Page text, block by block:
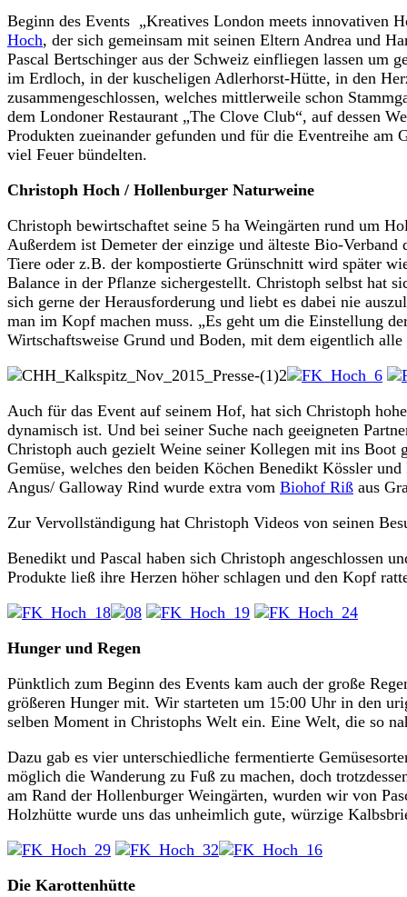
Beginn des Events „Kreatives London meets innovativen
Hoch, der sich gemeinsam mit seinen Eltern Andrea und
Pascal Bertschinger aus der Schweiz einfliegen lassen um
im Erdloch, in der kuscheligen Adlerhorst-Hütte, in den
zusammengeschlossen, welches mittlerweile schon
dem Londoner Restaurant „The Clove Club“, auf dessen
Produkten zueinander gefunden und für die Eventreihe am
viel Feuer bündelten.
Christoph Hoch / Hollenburger Naturweine
Christoph bewirtschaftet seine 5 ha Weingärten rund um
Außerdem ist Demeter der einzige und älteste Bio-
Tiere oder z.B. der kompostierte Grünschnitt wird später
Balance in der Pflanze sichergestellt. Christoph selbst hat
sich gerne der Herausforderung und liebt es dabei nie
man im Kopf machen muss. „Es geht um die Einstellung
Wirtschaftsweise Grund und Boden, mit dem eigentlich
Auch für das Event auf seinem Hof, hat sich Christoph
dynamisch ist. Und bei seiner Suche nach geeigneten
Christoph auch gezielt Weine seiner Kollegen mit ins
Gemüse, welches den beiden Köchen Benedikt Kössler
Angus/ Galloway Rind wurde extra vom Biohof Riß aus
Zur Vervollständigung hat Christoph Videos von seinen
Benedikt und Pascal haben sich Christoph angeschlossen
Produkte ließ ihre Herzen höher schlagen und den Kopf
Hunger und Regen
Pünktlich zum Beginn des Events kam auch der große
größeren Hunger mit. Wir starteten um 15:00 Uhr in den
selben Moment in Christophs Welt ein. Eine Welt, die so
Dazu gab es vier unterschiedliche fermentierte
möglich die Wanderung zu Fuß zu machen, doch
am Rand der Hollenburger Weingärten, wurden wir von
Holzhütte wurde uns das unheimlich gute, würzige
Die Karottenhütte